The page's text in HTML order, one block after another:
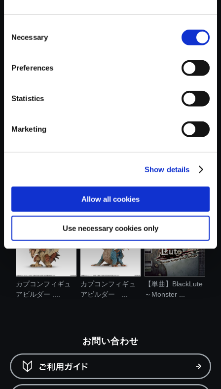
Selection
Necessary
Preferences
Statistics
Marketing
Show details
Allow all cookies
Use necessary cookies only
おすすめ商品
～Monster ...
BlackLute ～
Mons...
～Monster ...
カプコンフィギュ
アビルダー ....
カプコンフィギュ
アビルダー ...
【単曲】BlackLute
～Monster ...
お問い合わせ